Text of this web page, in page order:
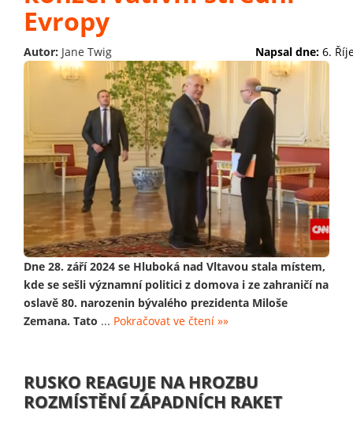
Evropy
Autor: Jane Twig Napsal dne: 6.
Dne 28. září 2024 se Hluboká nad Vltavou stala místem,
kde se sešli významní politici z domova i ze zahraničí na
oslavě 80. narozenin bývalého prezidenta Miloše
Zemana. Tato ... Pokračovat ve čtení »»
RUSKO REAGUJE NA HROZBU
ROZMÍSTĚNÍ ZÁPADNÍCH RAKET